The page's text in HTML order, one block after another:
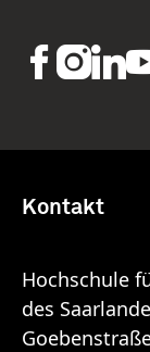
Kontakt
Hochschule
des